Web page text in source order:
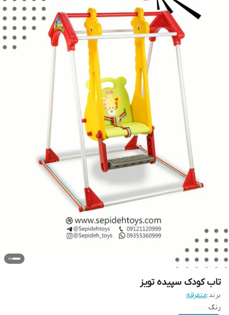
تاب کودک سپیده تویز
برند:متفرقه
رنگ